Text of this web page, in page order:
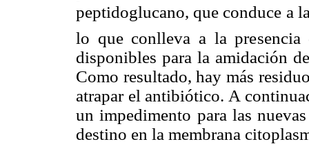
peptidoglucano, que conduce a
lo que conlleva a la presencia
disponibles para la amidación
Como resultado, hay más
atrapar el antibiótico. A
un impedimento para las
destino en la membrana